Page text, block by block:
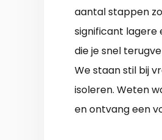
aantal stappen
significant lagere
die je snel
We staan stil bij
isoleren. Weten
en ontvang een